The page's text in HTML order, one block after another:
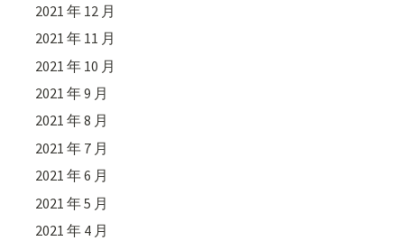
2021 年 12 月
2021 年 11 月
2021 年 10 月
2021 年 9 月
2021 年 8 月
2021 年 7 月
2021 年 6 月
2021 年 5 月
2021 年 4 月